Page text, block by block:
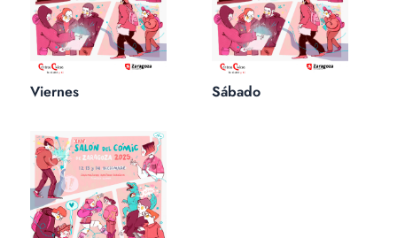
Viernes Sábado